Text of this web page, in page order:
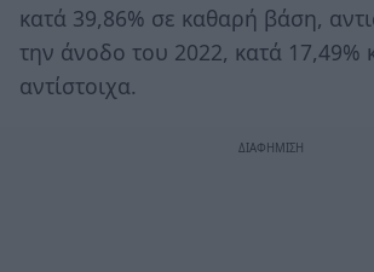
κατά 39,86% σε καθαρή βάση,
την άνοδο του 2022, κατά 17,49%
αντίστοιχα.